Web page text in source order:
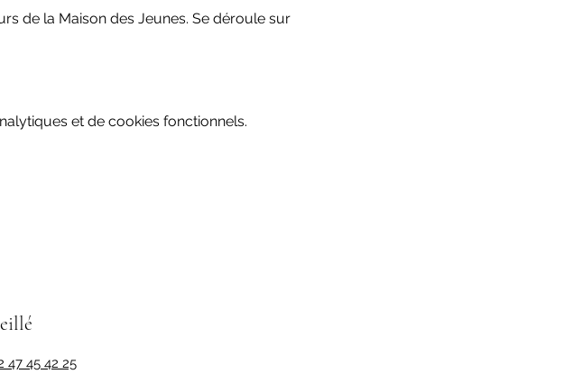
de la Maison des Jeunes. Se déroule sur
et de cookies fonctionnels.
47 45 42 25